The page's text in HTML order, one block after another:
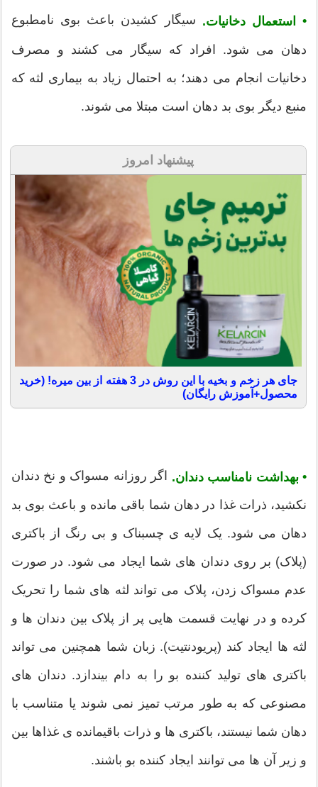
• استعمال دخانیات. سیگار کشیدن باعث بوی نامطبوع
دهان می شود. افراد که سیگار می کشند و مصرف
دخانیات انجام می دهند؛ به احتمال زیاد به بیماری لثه که
منبع دیگر بوی بد دهان است مبتلا می شوند.
پیشنهاد امروز
جای هر زخم و بخیه با این روش در 3 هفته از بین میره! (خرید
محصول+آموزش رایگان)
• بهداشت نامناسب دندان. اگر روزانه مسواک و نخ دندان
نکشید، ذرات غذا در دهان شما باقی مانده و باعث بوی بد
دهان می شود. یک لایه ی چسبناک و بی رنگ از باکتری
(پلاک) بر روی دندان های شما ایجاد می شود. در صورت
عدم مسواک زدن، پلاک می تواند لثه های شما را تحریک
کرده و در نهایت قسمت هایی پر از پلاک بین دندان ها و
لثه ها ایجاد کند (پریودنتیت). زبان شما همچنین می تواند
باکتری های تولید کننده بو را به دام بیندازد. دندان های
مصنوعی که به طور مرتب تمیز نمی شوند یا متناسب با
دهان شما نیستند، باکتری ها و ذرات باقیمانده ی غذاها بین
و زیر آن ها می توانند ایجاد کننده بو باشند.